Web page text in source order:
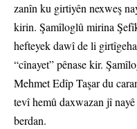
zanîn ku girtiyên nexweş
kirin. Şamîloglû mirina
hefteyek dawî de li
“cînayet” pênase kir.
Mehmet Edîp Taşar du
tevî hemû daxwazan jî
berdan.